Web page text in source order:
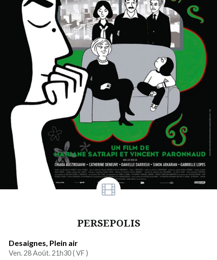
PERSEPOLIS
Desaignes, Plein air
Ven. 28 Août. 21h30 (VF )